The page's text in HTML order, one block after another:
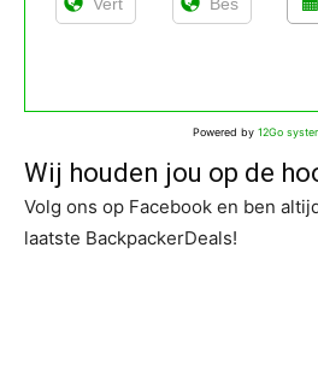
Powered by 12Go
Wij houden jou op de
Volg ons op Facebook en ben
laatste BackpackerDeals!